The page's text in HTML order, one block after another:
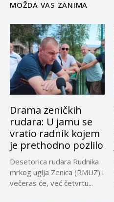
MOŽDA VAS ZANIMA
Drama zeničkih
rudara: U jamu se
vratio radnik kojem
je prethodno pozlilo
Desetorica rudara Rudnika
mrkog uglja Zenica (RMUZ) i
večeras će, već četvrtu...